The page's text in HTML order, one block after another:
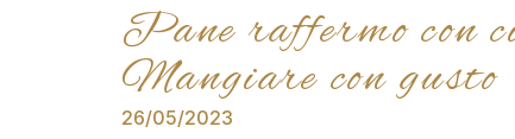
Pane raffermo con
Mangiare con gusto
26/05/2023